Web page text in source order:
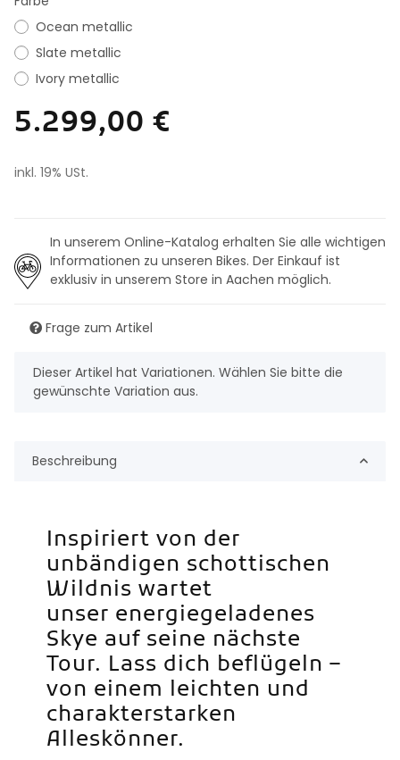
Ocean metallic
Slate metallic
Ivory metallic
5.299,00 €
inkl. 19% USt.
In unserem Online-Katalog erhalten Sie alle wichtigen
Informationen zu unseren Bikes. Der Einkauf ist
exklusiv in unserem Store in Aachen möglich.
Frage zum Artikel
x
Dieser Artikel hat Variationen. Wählen Sie bitte die
gewünschte Variation aus.
Beschreibung
Inspiriert von der
unbändigen schottischen
Wildnis wartet
unser energiegeladenes
Skye auf seine nächste
Tour. Lass dich beflügeln –
von einem leichten und
charakterstarken
Alleskönner.